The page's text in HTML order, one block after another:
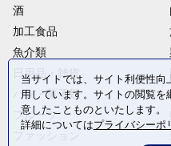
酒
加工食品
魚介類
日用品・雑貨
パン・菓子類
フルーツ
当サイトでは、サイト利便性
用しています。サイトの閲覧
意したことものといたします。
詳細についてはプライバシーポ